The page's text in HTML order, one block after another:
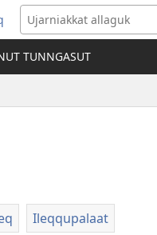
TUNNGASUT
Ileqqupalaat